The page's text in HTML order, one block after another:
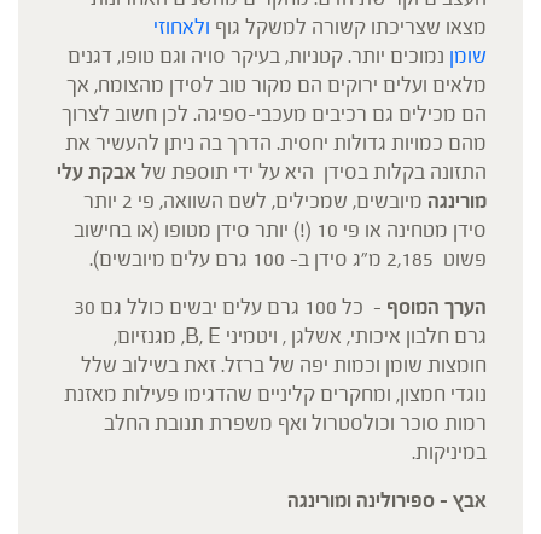
מצאו שצריכתו קשורה למשקל גוף ולאחוזי
שומן נמוכים יותר. קטניות, בעיקר סויה וגם טופו, דגנים
מלאים ועלים ירוקים הם מקור טוב לסידן מהצומח, אך
הם מכילים גם רכיבים מעכבי-ספיגה. לכן חשוב לצרוך
מהם כמויות גדולות יחסית. הדרך בה ניתן להעשיר את
התזונה בקלות בסידן היא על ידי תוספת שלאבקת עלי
מורינגה
מיובשים, שמכילים, לשם השוואה, פי 2 יותר
סידן מטחינה או פי 10 (!) יותר סידן מטופו (או בחישוב
פשוט 2,185 מ"ג סידן ב- 100 גרם עלים מיובשים).
הערך המוסף
– כל 100 גרם עלים יבשים כולל גם 30
גרם חלבון איכותי, אשלגן , ויטמיני B, E, מגנזיום,
חומצות שומן וכמות יפה של ברזל. זאת בשילוב שלל
נוגדי חמצון, ומחקרים קליניים שהדגימו פעילות מאזנת
רמות סוכר וכולסטרול ואף משפרת תנובת החלב
במיניקות.
אבץ – ספירולינה ומורינגה